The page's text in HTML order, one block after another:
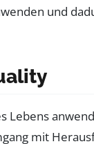
und
Lebens
mit